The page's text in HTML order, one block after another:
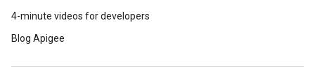
4-minute videos for developers
Blog Apigee